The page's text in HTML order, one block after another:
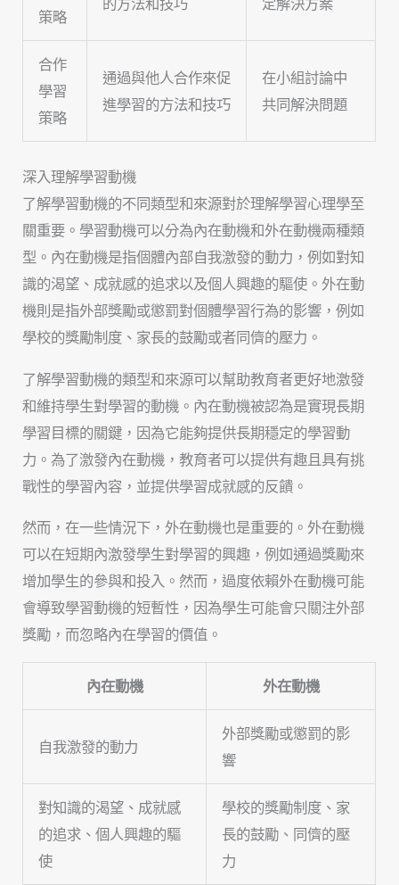
策略
合作
學習
策略
通過與他人合作來促
進學習的方法和技巧
在小組討論中
共同解決問題
深入理解學習動機
了解學習動機的不同類型和來源對於理解學習心理學至
關重要。學習動機可以分為內在動機和外在動機兩種類
型。內在動機是指個體內部自我激發的動力，例如對知
識的渴望、成就感的追求以及個人興趣的驅使。外在動
機則是指外部獎勵或懲罰對個體學習行為的影響，例如
學校的獎勵制度、家長的鼓勵或者同儕的壓力。
了解學習動機的類型和來源可以幫助教育者更好地激發
和維持學生對學習的動機。內在動機被認為是實現長期
學習目標的關鍵，因為它能夠提供長期穩定的學習動
力。為了激發內在動機，教育者可以提供有趣且具有挑
戰性的學習內容，並提供學習成就感的反饋。
然而，在一些情況下，外在動機也是重要的。外在動機
可以在短期內激發學生對學習的興趣，例如通過獎勵來
增加學生的參與和投入。然而，過度依賴外在動機可能
會導致學習動機的短暫性，因為學生可能會只關注外部
獎勵，而忽略內在學習的價值。
內在動機 外在動機
自我激發的動力
外部獎勵或懲罰的影
響
對知識的渴望、成就感
的追求、個人興趣的驅
使
學校的獎勵制度、家
長的鼓勵、同儕的壓
力